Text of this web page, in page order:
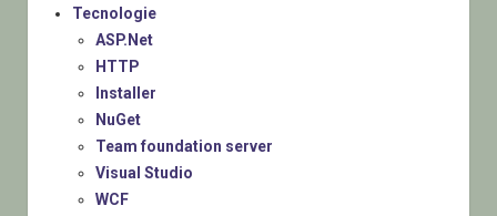
Tecnologie
ASP.Net
HTTP
Installer
NuGet
Team foundation server
Visual Studio
WCF